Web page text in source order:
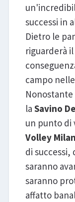
successi in
Dietro le
riguarderà
campo
la Savino
un punto di
Volley
di successi,
saranno
saranno
affatto